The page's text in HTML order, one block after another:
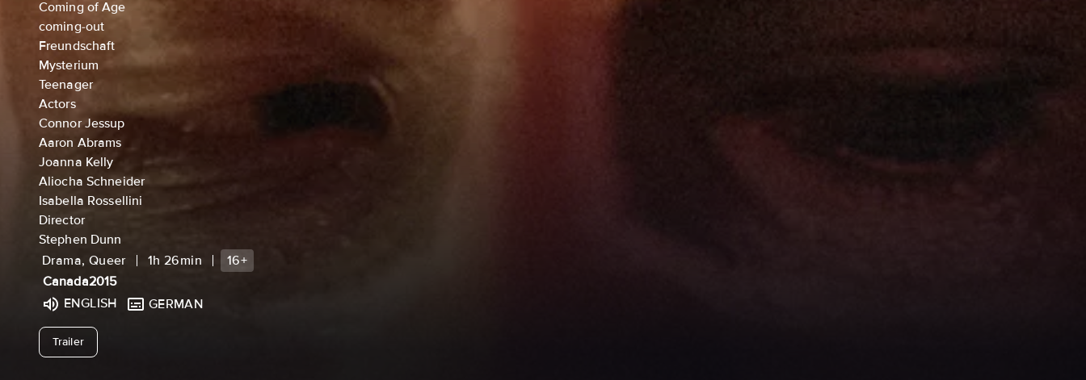
Coming of Age
coming-out
Freundschaft
Mysterium
Teenager
Actors
Connor Jessup
Aaron Abrams
Joanna Kelly
Aliocha Schneider
Isabella Rossellini
Director
Stephen Dunn
Drama, Queer
1h 26min
16+
Canada2015
ENGLISH
GERMAN
Trailerundefined